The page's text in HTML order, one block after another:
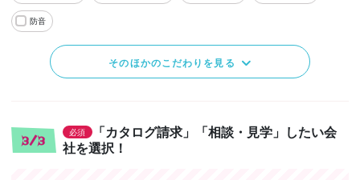
防音
そのほかのこだわりを見る
3/3
必須
「カタログ請求」「相談・見学」したい会
社を選択！